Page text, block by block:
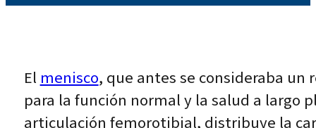
El menisco, que antes se consideraba
para la función normal y la salud a largo
articulación femorotibial, distribuye la